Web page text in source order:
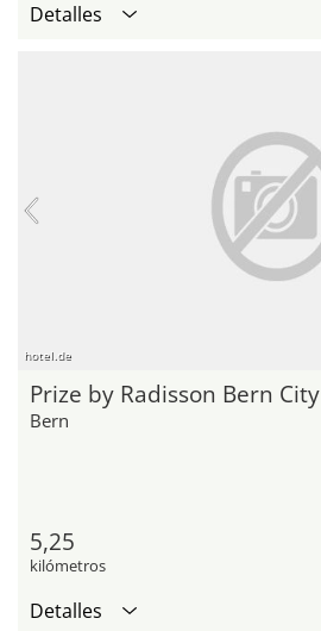
Detalles
hotel.de
Prize by Radisson Bern City
Bern
5,25
kilómetros
Detalles